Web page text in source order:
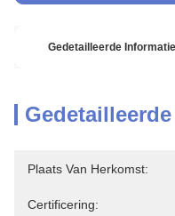
Gedetailleerde Informatie
Plaats Van Herkomst:
Certificering: